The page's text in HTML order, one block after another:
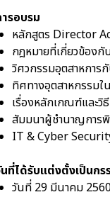
รอบรม
หลักสูตร Director
กฎหมายที่เกี่ยวข้องกั
วิศวกรรมอุตสาหการ
ทิศทางอุตสาหกรรม
เรื่องหลักเกณฑ์และวิ
สัมมนาผู้ชำนาญการ
IT & Cyber
ที่ได้รับแต่งตั้งเป็นกร
วันที่ 29 มีนาคม